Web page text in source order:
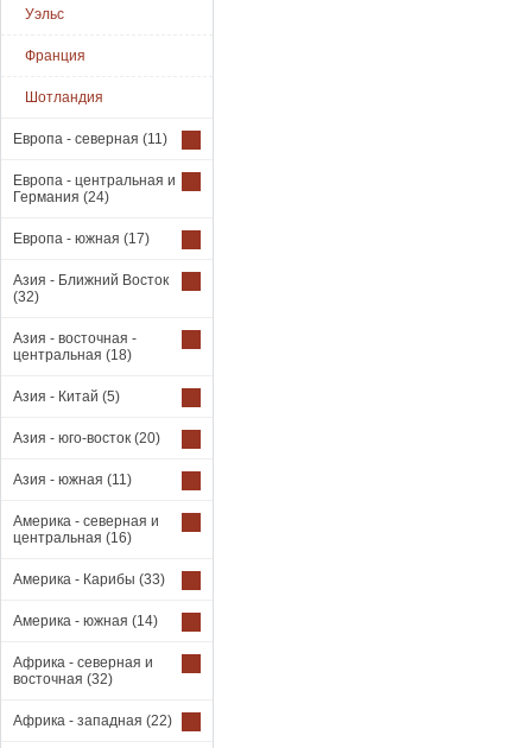
Уэльс
Франция
Шотландия
Европа - северная (11)
Европа - центральная и
Германия (24)
Европа - южная (17)
Азия - Ближний Восток
(32)
Азия - восточная -
центральная (18)
Азия - Китай (5)
Азия - юго-восток (20)
Азия - южная (11)
Америка - северная и
центральная (16)
Америка - Карибы (33)
Америка - южная (14)
Африка - северная и
восточная (32)
Африка - западная (22)